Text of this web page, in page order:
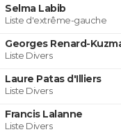
Selma Labib
Liste d'extrême-gauche
Georges Renard-
Liste Divers
Laure Patas d'Illiers
Liste Divers
Francis Lalanne
Liste Divers